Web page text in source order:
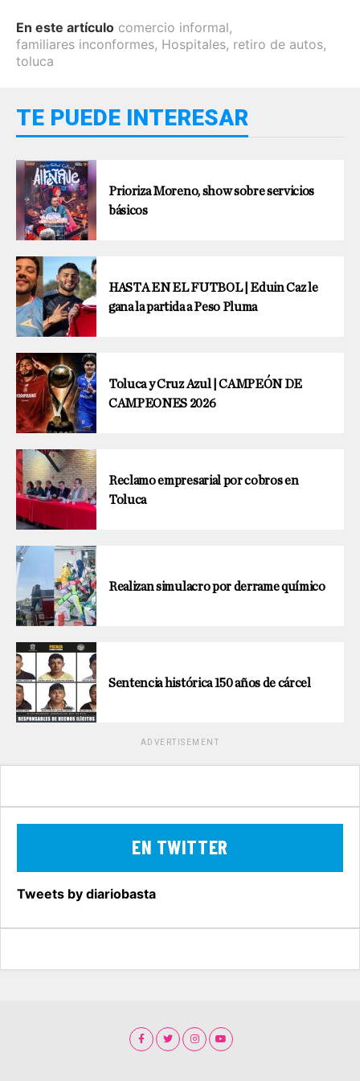
En este artículo comercio informal,
familiares inconformes, Hospitales, retiro de autos,
toluca
TE PUEDE INTERESAR
Prioriza Moreno, show sobre servicios
básicos
HASTA EN EL FUTBOL | Eduin Caz le
gana la partida a Peso Pluma
Toluca y Cruz Azul | CAMPEÓN DE
CAMPEONES 2026
Reclamo empresarial por cobros en
Toluca
Realizan simulacro por derrame químico
Sentencia histórica 150 años de cárcel
ADVERTISEMENT
EN TWITTER
Tweets by diariobasta